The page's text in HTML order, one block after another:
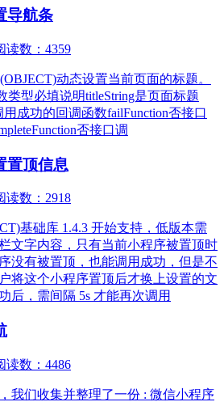
导航条
读数：4359
动态设置当前页面的标题。
类型必填说明titleString是页面标题
用成功的回调函数failFunction否接口
否接口调
置顶信息
读数：2918
基础库 1.4.3 开始支持，低版本需
文字内容，只有当前小程序被置顶时
没有被置顶，也能调用成功，但是不
将这个小程序置顶后才换上设置的文
后，需间隔 5s 才能再次调用
读数：4486
我们收集并整理了一份 : 微信小程序